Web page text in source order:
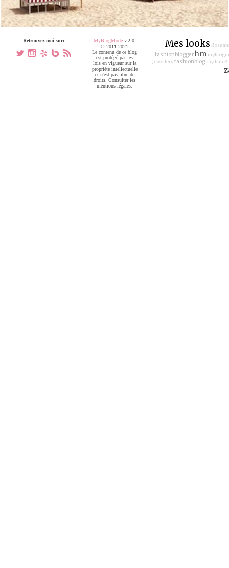
Retrouvez-moi sur:
a x h V ,
Mes looks
fashionbloggerhm
Jewelleryfashionblogray ban
MyBlogModev.2.0.
© 2011-2021
Le contenu de ce blog
est protégé par les
lois en vigueur sur la
propriété intellectuelle
et n'est pas libre de
droits. Consulter les
mentions légales.